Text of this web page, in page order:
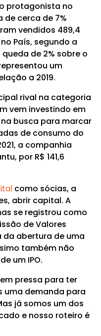
protagonista no
cerca de 7%
vendidos 489,4
País, segundo a
de 2% sobre o
um
a 2019.
rival na categoria
vem investindo em
busca para marcar
de consumo do
a companhia
por R$ 141,6
como sócias, a
abrir capital. A
se registrou como
de Valores
da abertura de uma
também não
um IPO.
pressa para ter
uma demanda para
já somos um dos
e nosso roteiro é